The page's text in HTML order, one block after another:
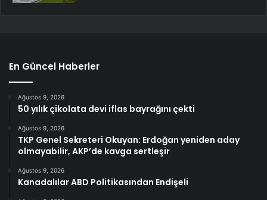
En Güncel Haberler
Ağustos 9, 2026
50 yılık çikolata devi iflas bayrağını çekti
Ağustos 9, 2026
TKP Genel Sekreteri Okuyan: Erdoğan yeniden aday
olmayabilir, AKP’de kavga sertleşir
Ağustos 9, 2026
Kanadalılar ABD Politikasından Endişeli